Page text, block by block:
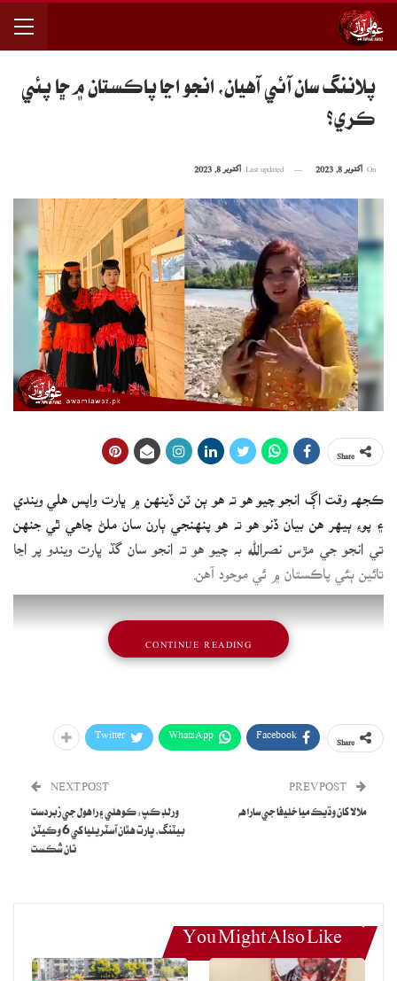
پلاننگ سان آئي آهيان، انجو اڃا پاڪستان ۾ ڇا پئي
ڪري؟
اکتوبر 8, 2023 اکتوبر 8, 2023
ڪجهه وقت اڳ انجو چيو هو ته هو ٻن ٽن ڏينهن ۾ ڀارت واپس هلي ويندي
۽ پوءِ ٻيهر هن بيان ڏنو هو ته هو پنهنجي ٻارن سان ملڻ چاهي ٿي جنهن
تي انجو جي مڙس نصرالله به چيو هو ته انجو سان گڏ ڀارت ويندو پر اڃا
تائين ٻئي پاڪستان ۾ ئي موجود آهن.
Facebook
WhatsApp
Twitter
ملالا کان وڌيڪ ميا خليفا جي ساراهه
NEXT POST
ورلڊ ڪپ: ڪوهلي ۽ راهول جي زبردست
بيٽنگ، ڀارت هٿان آسٽريليا کي 6 وڪيٽن
تان شڪست
You Might Also Like